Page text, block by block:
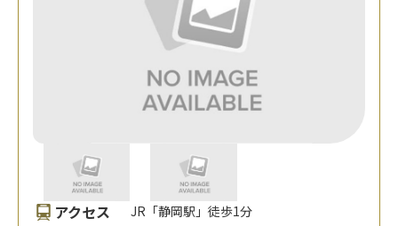
アクセス JR「静岡駅」徒歩1分